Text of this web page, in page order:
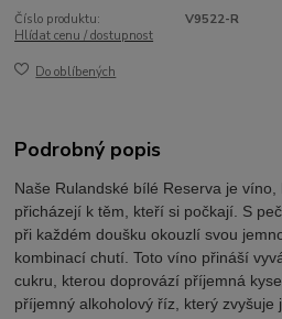
Číslo produktu:
V9522-R
Hlídat cenu / dostupnost
Do oblíbených
Podrobný popis
Naše Rulandské bílé Reserva je
přicházejí k těm, kteří si počkají. S
při každém doušku okouzlí svou
kombinací chutí. Toto víno přináší
cukru, kterou doprovází příjemná
příjemný alkoholový říz, který zvyšuje